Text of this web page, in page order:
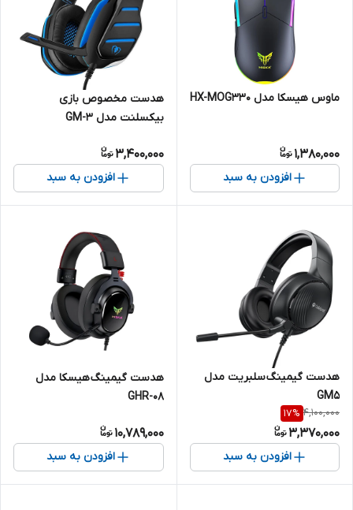
ماوس هیسکا مدل HX-MOG330
1,380,000
افزودن به سبد
هدست مخصوص بازی
بیکسلنت مدل GM-3
3,400,000
افزودن به سبد
هدست گیمینگ سلبریت مدل
GM5
4,100,000
17%
3,370,000
افزودن به سبد
هدست گیمینگ هیسکا مدل
GHR-08
10,789,000
افزودن به سبد